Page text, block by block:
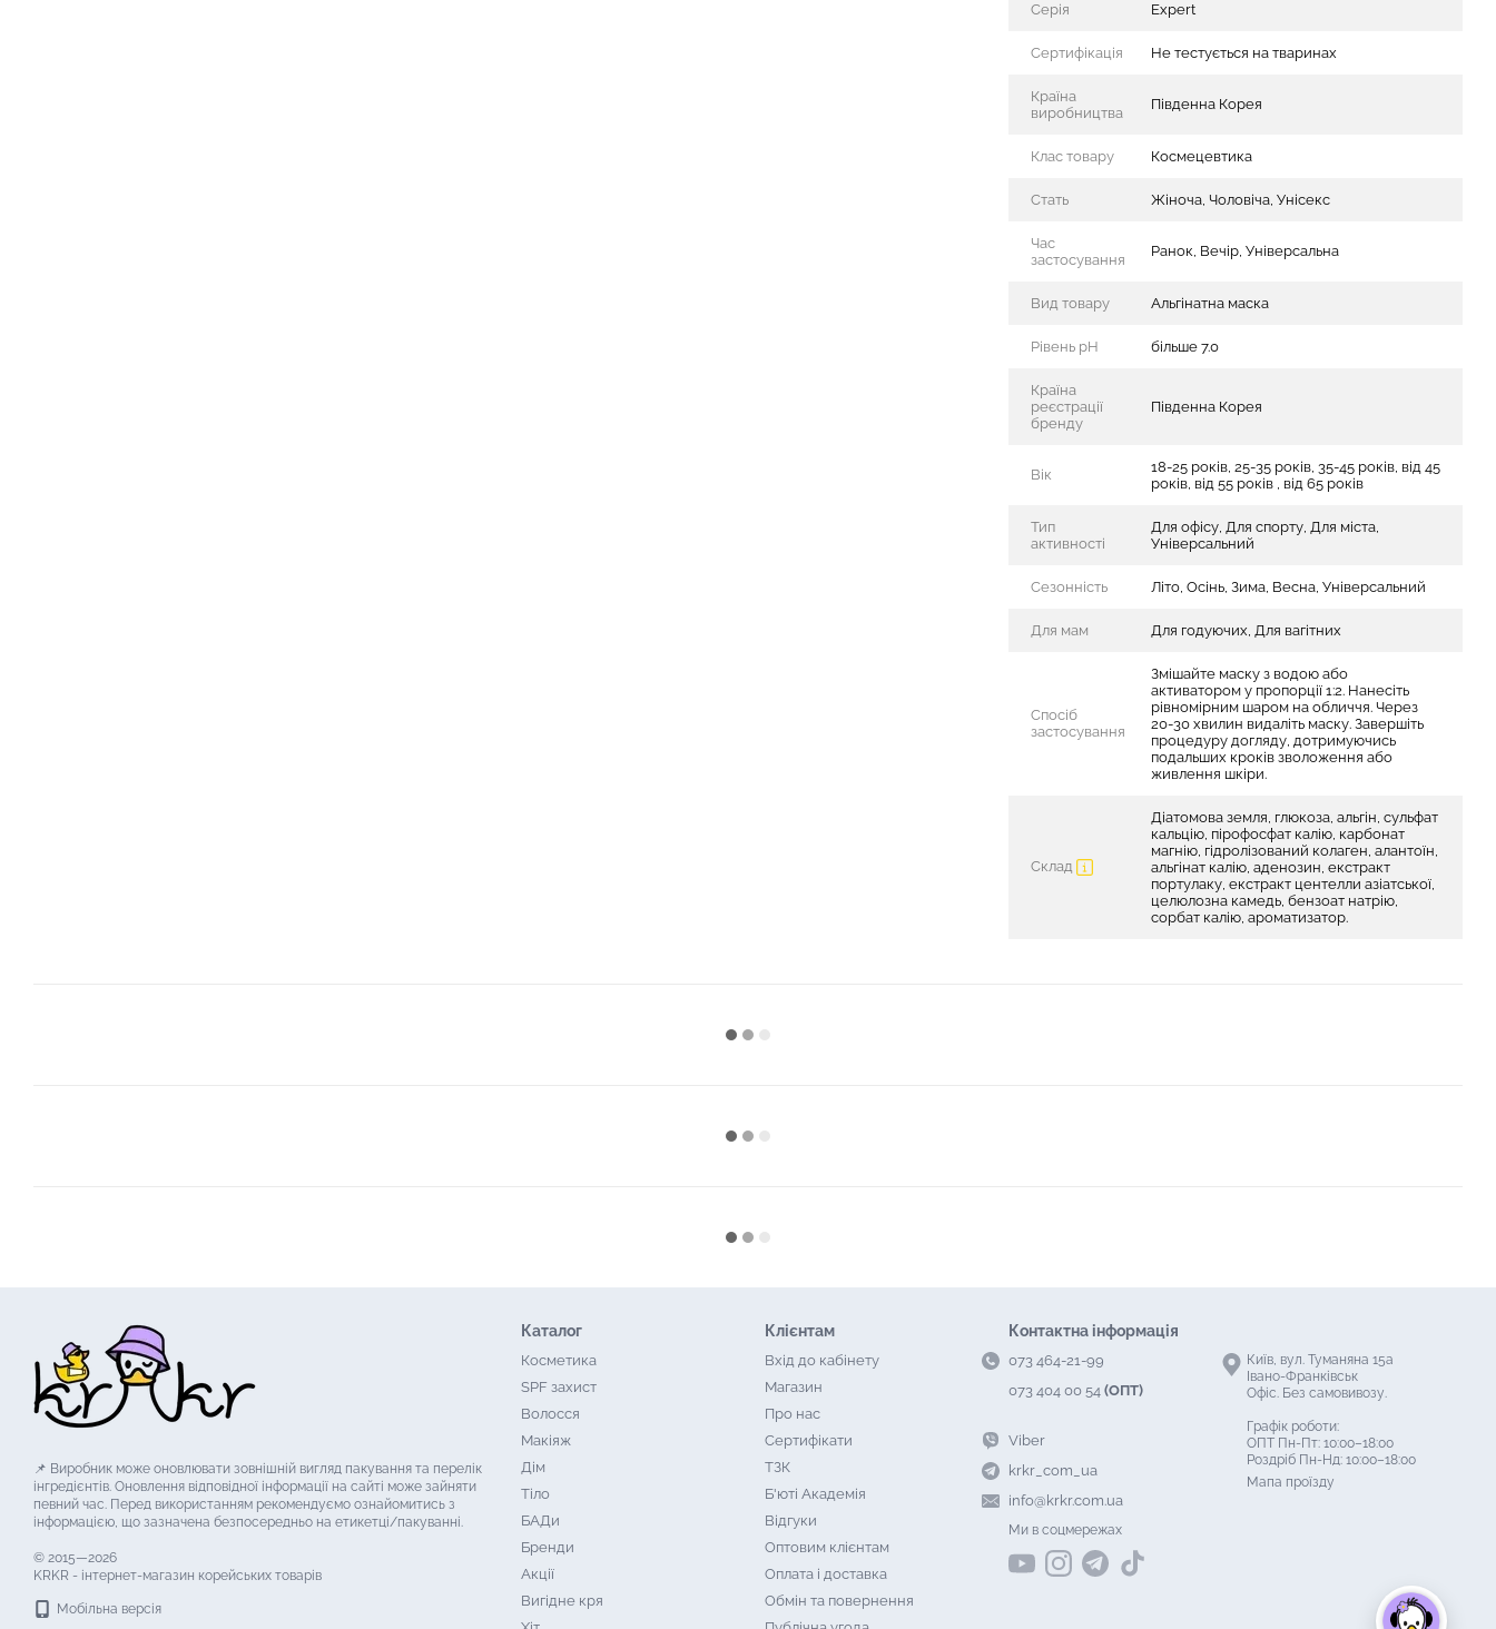
Серія Expert
Сертифікація Не тестується на тваринах
Країна
виробництва
Південна Корея
Клас товару Космецевтика
Стать Жіноча, Чоловіча, Унісекс
Час
застосування
Ранок, Вечір, Універсальна
Вид товару Альгінатна маска
Рівень рН більше 7.0
Країна
реєстрації
бренду
Південна Корея
Вік
18-25 років, 25-35 років, 35-45 років, від 45
років, від 55 років , від 65 років
Тип
активності
Для офісу, Для спорту, Для міста,
Універсальний
Сезонність Літо, Осінь, Зима, Весна, Універсальний
Для мам Для годуючих, Для вагітних
Спосіб
застосування
Змішайте маску з водою або
активатором у пропорції 1:2. Нанесіть
рівномірним шаром на обличчя. Через
20-30 хвилин видаліть маску. Завершіть
процедуру догляду, дотримуючись
подальших кроків зволоження або
живлення шкіри.
Склад
Діатомова земля, глюкоза, альгін, сульфат
кальцію, пірофосфат калію, карбонат
магнію, гідролізований колаген, алантоїн,
альгінат калію, аденозин, екстракт
портулаку, екстракт центелли азіатської,
целюлозна камедь, бензоат натрію,
сорбат калію, ароматизатор.
📌 Виробник може оновлювати зовнішній вигляд пакування та перелік
інгредієнтів. Оновлення відповідної інформації на сайті може зайняти
певний час. Перед використанням рекомендуємо ознайомитись з
інформацією, що зазначена безпосередньо на етикетці/пакуванні.
© 2015—2026
KRKR - інтернет-магазин корейських товарів
Мобільна версія
Каталог
Косметика
SPF захист
Волосся
Макіяж
Дім
Тіло
БАДи
Бренди
Акції
Вигідне кря
Клієнтам
Вхід до кабінету
Магазин
Про нас
Сертифікати
ТЗК
Б'юті Академія
Відгуки
Оптовим клієнтам
Оплата і доставка
Обмін та повернення
Контактна інформація
073 464-21-99
073 404 00 54 (ОПТ)
Viber
krkr_com_ua
info@krkr.com.ua
Київ, вул. Туманяна 15а
Івано-Франківськ
Офіс. Без самовивозу.
Графік роботи:
ОПТ Пн-Пт: 10:00–18:00
Роздріб Пн-Нд: 10:00–18:00
Мапа проїзду
Ми в соцмережах